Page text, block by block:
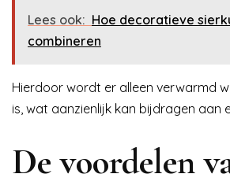
Lees ook: Hoe decoratieve
combineren
Hierdoor wordt er alleen verwarmd
is, wat aanzienlijk kan bijdragen aan
De voordelen